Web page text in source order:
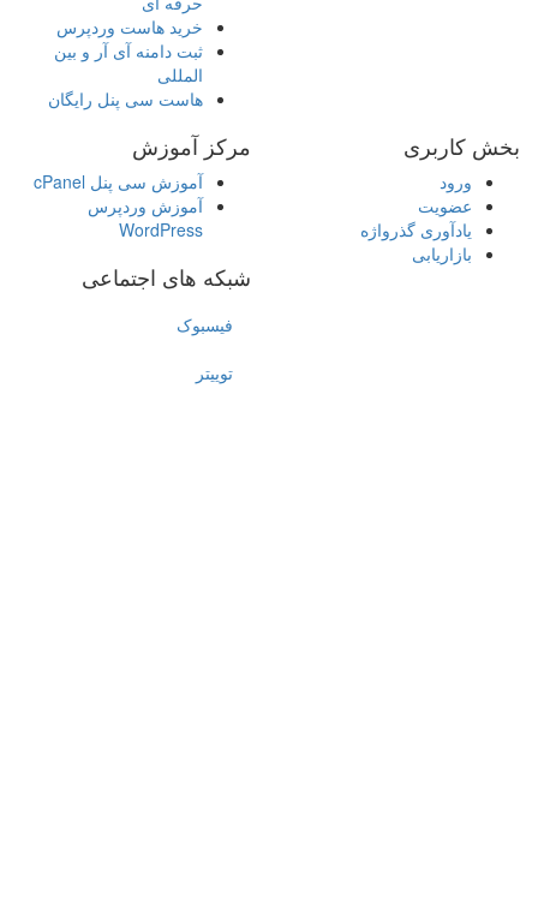
خرید هاست وردپرس
ثبت دامنه آی آر و بین
المللی
هاست سی پنل رایگان
بخش کاربری
ورود
عضویت
یادآوری گذرواژه
بازاریابی
مرکز آموزش
آموزش سی پنل cPanel
آموزش وردپرس
WordPress
شبکه های اجتماعی
فیسبوک
توییتر